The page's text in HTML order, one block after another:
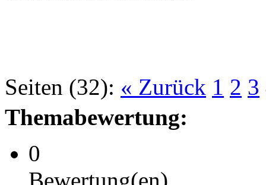
Seiten (32): « Zurück 1 2 3
Themabewertung:
0
Bewertung(en)